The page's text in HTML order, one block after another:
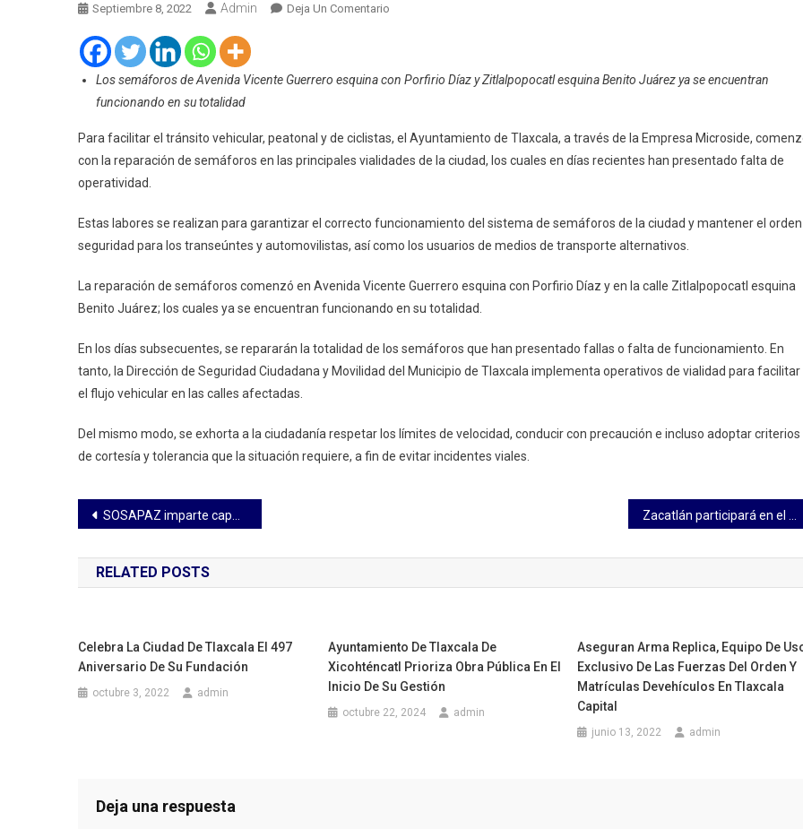
Septiembre 8, 2022 Admin Deja Un Comentario
Tlaxcala
Capital
Los semáforos de Avenida Vicente Guerrero esquina con Porfirio Díaz y Zitlalpopocatl esquina Benito Juárez ya se encuentran
funcionando en su totalidad
Para facilitar el tránsito vehicular, peatonal y de ciclistas, el Ayuntamiento de Tlaxcala, a través de la Empresa Microside,
con la reparación de semáforos en las principales vialidades de la ciudad, los cuales en días recientes han presentado falta de
operatividad.
Estas labores se realizan para garantizar el correcto funcionamiento del sistema de semáforos de la ciudad y mantener el
seguridad para los transeúntes y automovilistas, así como los usuarios de medios de transporte alternativos.
La reparación de semáforos comenzó en Avenida Vicente Guerrero esquina con Porfirio Díaz y en la calle Zitlalpopocatl esquina
Benito Juárez; los cuales ya se encuentran funcionando en su totalidad.
En los días subsecuentes, se repararán la totalidad de los semáforos que han presentado fallas o falta de funcionamiento. En
tanto, la Dirección de Seguridad Ciudadana y Movilidad del Municipio de Tlaxcala implementa operativos de vialidad para facilitar
el flujo vehicular en las calles afectadas.
Del mismo modo, se exhorta a la ciudadanía respetar los límites de velocidad, conducir con precaución e incluso adoptar criterios
de cortesía y tolerancia que la situación requiere, a fin de evitar incidentes viales.
Navegación
de
entradas
SOSAPAZ imparte capacitación sobre captación de agua de lluvia Zacatlán participará en el Mega Simulacro del 19S, anuncia Protección Civil
RELATED POSTS
Celebra La Ciudad De Tlaxcala El 497
Aniversario De Su Fundación
octubre 3, 2022 admin
Ayuntamiento De Tlaxcala De
Xicohténcatl Prioriza Obra Pública En El
Inicio De Su Gestión
octubre 22, 2024 admin
Aseguran Arma Replica, Equipo De
Exclusivo De Las Fuerzas Del Orden Y
Matrículas Devehículos En Tlaxcala
Capital
junio 13, 2022 admin
Deja una respuesta